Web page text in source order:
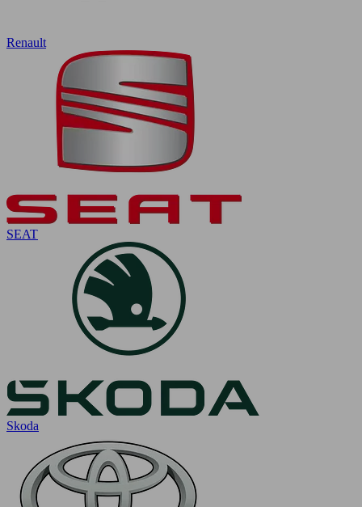
Renault
SEAT
Skoda